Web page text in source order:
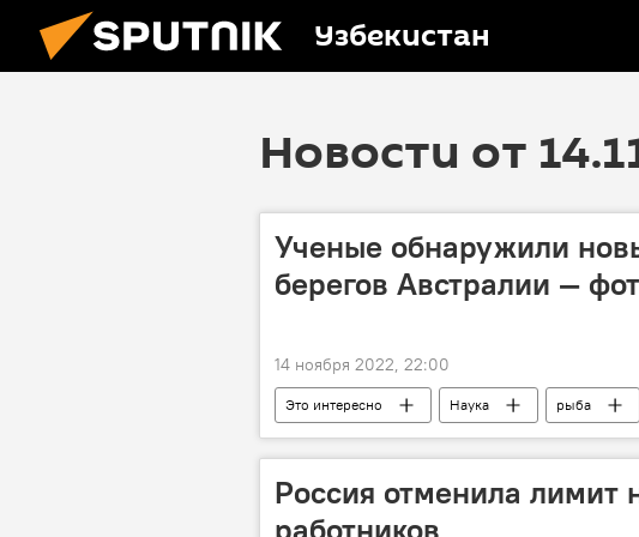
Узбекистан
Новости от
Ученые обнаружили
берегов Австралии —
14 ноября 2022, 22:00
Это интересно Наука рыба
Россия отменила лимит